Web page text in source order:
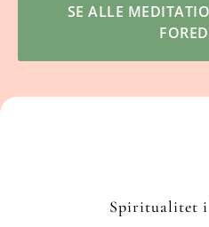
SE ALLE
Spiritualitet i